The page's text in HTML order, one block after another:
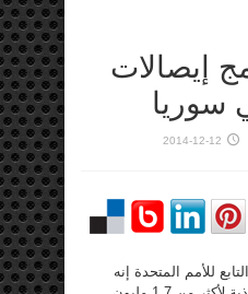
إيصالات
سوريا
2014-12-12
للأمم المتحدة إنه